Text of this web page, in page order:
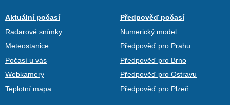
Aktuální počasí
Radarové snímky
Meteostanice
Počasí u vás
Webkamery
Teplotní mapa
Předpověď počasí
Numerický model
Předpověď pro Prahu
Předpověď pro Brno
Předpověď pro Ostravu
Předpověď pro Plzeň